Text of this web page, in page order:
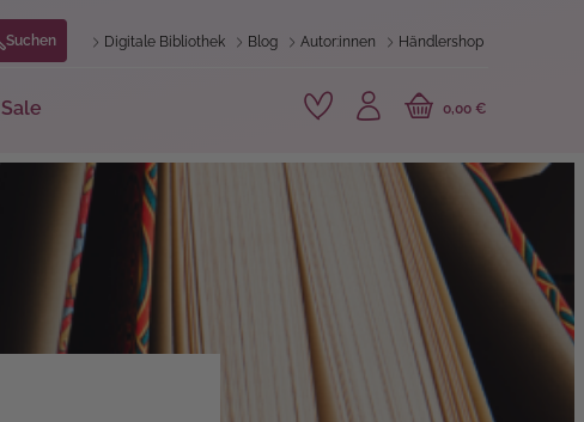
Suchen Digitale Bibliothek Blog Autor:innen Händlershop
Sale 0,00 €